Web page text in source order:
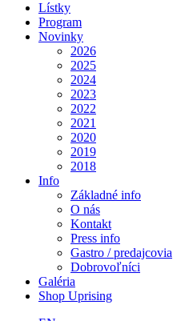
Lístky
Program
Novinky
2026
2025
2024
2023
2022
2021
2020
2019
2018
Info
Základné info
O nás
Kontakt
Press info
Gastro / predajcovia
Dobrovoľníci
Galéria
Shop Uprising